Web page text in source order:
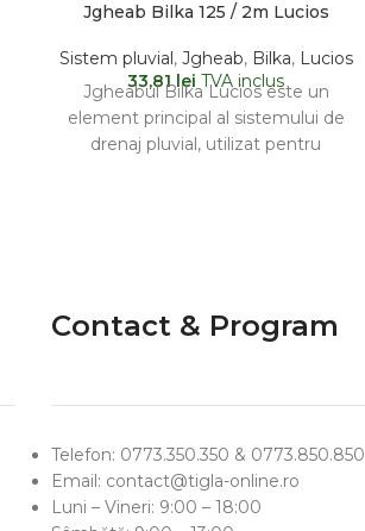
Jgheab Bilka 125 / 2m Lucios
Sistem pluvial , Jgheab, Bilka, Lucios
33,81 lei TVA inclus
Jgheabul Bilka Lucios este un
element principal al sistemului de
drenaj pluvial, utilizat pentru
Contact & Program
Telefon: 0773.350.350 & 0773.850.850
Email: contact@tigla-online.ro
Luni – Vineri: 9:00 – 18:00